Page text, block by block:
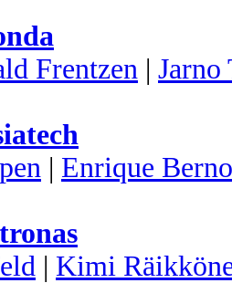
Frentzen |
| Enrique
| Kimi